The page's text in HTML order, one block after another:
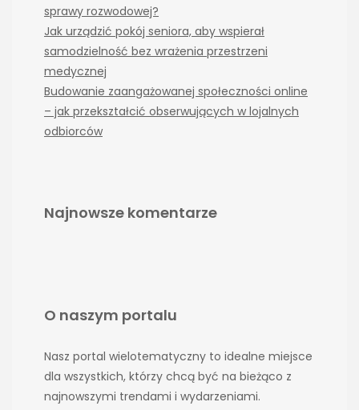
sprawy rozwodowej?
Jak urządzić pokój seniora, aby wspierał
samodzielność bez wrażenia przestrzeni
medycznej
Budowanie zaangażowanej społeczności online
– jak przekształcić obserwujących w lojalnych
odbiorców
Najnowsze komentarze
O naszym portalu
Nasz portal wielotematyczny to idealne miejsce
dla wszystkich, którzy chcą być na bieżąco z
najnowszymi trendami i wydarzeniami.